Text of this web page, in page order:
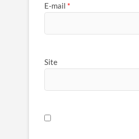
E-mail *
Site